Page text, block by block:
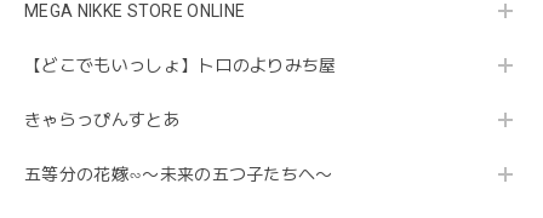
MEGA NIKKE STORE ONLINE
【どこでもいっしょ】トロのよりみち屋
きゃらっぴんすとあ
五等分の花嫁∽〜未来の五つ子たちへ〜